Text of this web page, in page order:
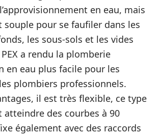
en eau, mais
souple pour se faufiler dans les
les sous-sols et les vides
a rendu la plomberie
en eau plus facile pour les
plombiers professionnels.
il est très flexible, ce type
atteindre des courbes à 90
également avec des raccords